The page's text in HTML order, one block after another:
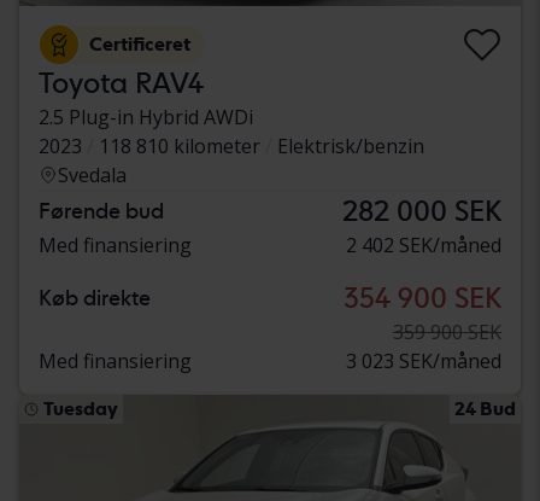
Certificeret
Toyota RAV4
2.5 Plug-in Hybrid AWDi
2023
118 810 kilometer
Elektrisk/benzin
Svedala
Førende bud 282 000 SEK
Med finansiering 2 402 SEK/måned
Køb direkte 354 900 SEK
359 900 SEK
Med finansiering
3 023 SEK/måned
Tuesday 24 Bud